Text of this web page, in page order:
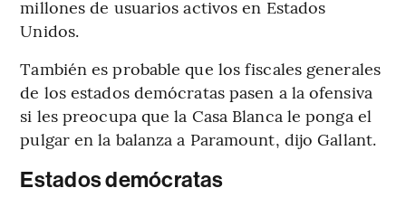
millones de usuarios activos en Estados
Unidos.
También es probable que los fiscales generales
de los estados demócratas pasen a la ofensiva
si les preocupa que la Casa Blanca le ponga el
pulgar en la balanza a Paramount, dijo Gallant.
Estados demócratas